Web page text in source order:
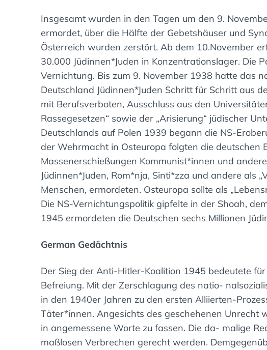
Insgesamt wurden in den Tagen um den 9.
ermordet, über die Hälfte der Gebetshäuser und
Österreich wurden zerstört. Ab dem 10.November
30.000 Jüdinnen*Juden in Konzentrationslager. Die
Vernichtung. Bis zum 9. November 1938 hatte das
Deutschland Jüdinnen*Juden Schritt für Schritt aus
mit Berufsverboten, Ausschluss aus den
Rassegesetzen“ sowie der „Arisierung“ jüdischer
Deutschlands auf Polen 1939 begann die NS-
der Wehrmacht in Osteuropa folgten die deutschen
Massenerschießungen Kommunist*innen und
Jüdinnen*Juden, Rom*nja, Sinti*zza und andere als
Menschen, ermordeten. Osteuropa sollte als
Die NS-Vernichtungspolitik gipfelte in der Shoah,
1945 ermordeten die Deutschen sechs Millionen
German Gedächtnis
Der Sieg der Anti-Hitler-Koalition 1945 bedeutete
Befreiung. Mit der Zerschlagung des natio-
in den 1940er Jahren zu den ersten Alliierten-
Täter*innen. Angesichts des geschehenen Unrecht
in angemessene Worte zu fassen. Die da- malige
maßlosen Verbrechen gerecht werden.